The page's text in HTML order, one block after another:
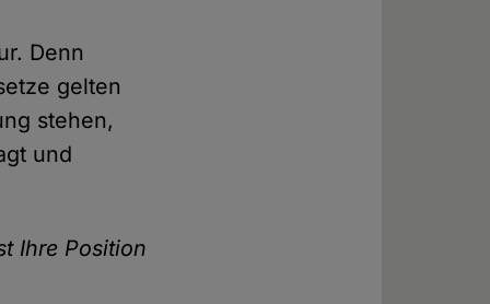
Denn
gelten
stehen,
und
Ihre Position